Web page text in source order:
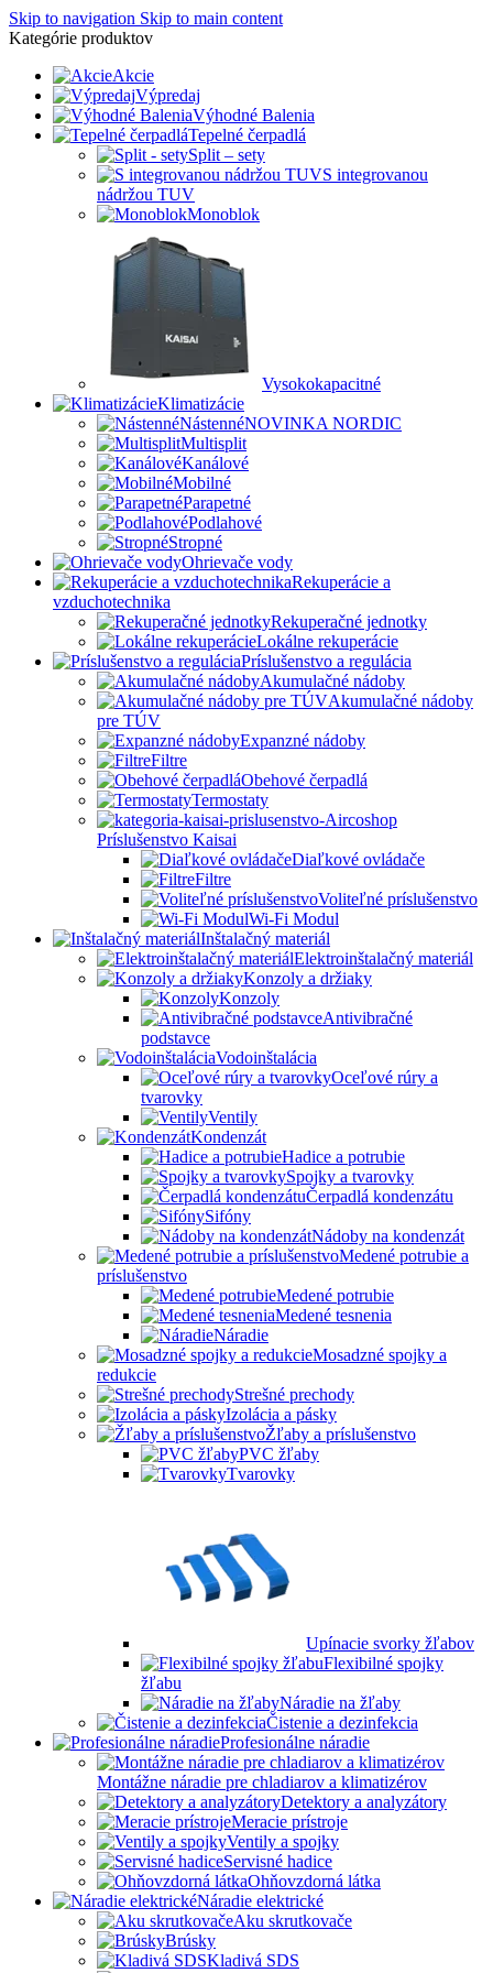
Skip to navigation Skip to main content
Kategórie produktov
Akcie
Výpredaj
Výhodné Balenia
Tepelné čerpadlá
Split – sety
S integrovanou
nádržou TUV
Monoblok
Vysokokapacitné
Klimatizácie
NástennéNOVINKA NORDIC
Multisplit
Kanálové
Mobilné
Parapetné
Podlahové
Stropné
Ohrievače vody
Rekuperácie a
vzduchotechnika
Rekuperačné jednotky
Lokálne rekuperácie
Príslušenstvo a regulácia
Akumulačné nádoby
Akumulačné nádoby
pre TÚV
Expanzné nádoby
Filtre
Obehové čerpadlá
Termostaty
Príslušenstvo Kaisai
Diaľkové ovládače
Filtre
Voliteľné príslušenstvo
Wi-Fi Modul
Inštalačný materiál
Elektroinštalačný materiál
Konzoly a držiaky
Konzoly
Antivibračné
podstavce
Vodoinštalácia
Oceľové rúry a
tvarovky
Ventily
Kondenzát
Hadice a potrubie
Spojky a tvarovky
Čerpadlá kondenzátu
Sifóny
Nádoby na kondenzát
Medené potrubie a
príslušenstvo
Medené potrubie
Medené tesnenia
Náradie
Mosadzné spojky a
redukcie
Strešné prechody
Izolácia a pásky
Žľaby a príslušenstvo
PVC žľaby
Tvarovky
Upínacie svorky žľabov
Flexibilné spojky
žľabu
Náradie na žľaby
Čistenie a dezinfekcia
Profesionálne náradie
Montážne náradie pre chladiarov a klimatizérov
Detektory a analyzátory
Meracie prístroje
Ventily a spojky
Servisné hadice
Ohňovzdorná látka
Náradie elektrické
Aku skrutkovače
Brúsky
Kladivá SDS